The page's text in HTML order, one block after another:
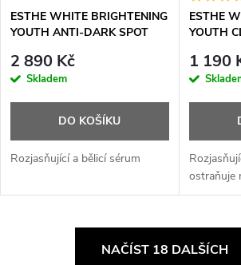
ESTHE WHITE BRIGHTENING
YOUTH ANTI-DARK SPOT
sérum - 30 ml
2 890 Kč
Skladem
DO KOŠÍKU
Rozjasňující a bělicí sérum
ESTHE
YOUTH
ml
1 190
ostraňuje
NAČÍST 18 DALŠÍCH